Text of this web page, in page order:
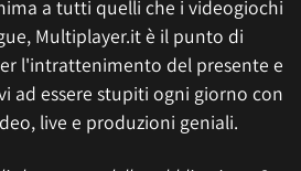
a tutti quelli che i videogiochi
Multiplayer.it è il punto di
l'intrattenimento del presente e
ad essere stupiti ogni giorno con
live e produzioni geniali.